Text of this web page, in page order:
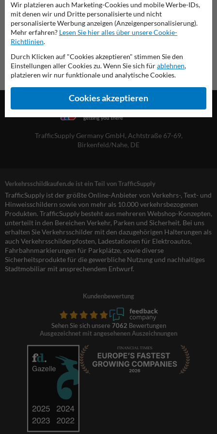
Übersicht der offiziellen Verkehrsschilder
Verkehrsschildkaufen.de
TrafficSupply Germany GmbH, Achtstraße 67-69,
Birkenfeld/Nahe, DE
Verkehrsschildkaufen.de ist ein Teil von TrafficSupply
TrafficSupply ist der größte Online-Anbieter von Verkehrs-, Text- und
Hinweisschildern sowie von mehr als 10.000 verkehrsbezogenen
Produkten. TrafficSupply besteht aus mehreren Webshop-Konzepten,
unterteilt in den Bereichen Verkehr, Parken und Sicherheit. Bei uns
erhalten Sie Verkehrsschilder mit den dazugehörigen Halterungen als
auch Verkehrsschilderpfosten, Ladestationen für Elektroautos,
Fahrbahnmarkierungen für Parkplätze, sowie diverse
Sicherheitsprodukte für die gewerbliche Nutzung und nachhaltiges
Stadtmobiliar mit ansprechendem Entwurf.
Kundenbewertung
Sehen Sie sich unsere 7062 Bewertungen
Ausgezeichnet mit angesehenen Auszeichnungen
Wir platzieren auch Marketing-Cookies und mobile Werbe-IDs,
mit denen wir und Dritte personalisierte und nicht
personalisierte Werbung anzeigen (Anzeigenpersonalisierung).
Mehr erfahren? Lesen Sie hier alles über unsere Cookie-
Richtlinien.
Durch Klicken auf "Cookies akzeptieren" stimmen Sie den
Einstellungen aller Cookies zu. Wenn Sie sich fürablehnen,
platzieren wir nur funktionale und analytische Cookies.
Cookies akzeptieren